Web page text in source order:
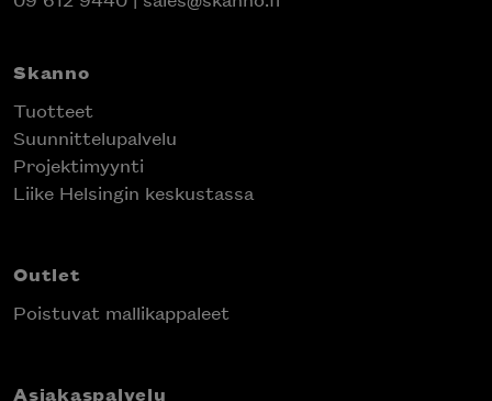
Skanno
Tuotteet
Suunnittelupalvelu
Projektimyynti
Liike Helsingin keskustassa
Outlet
Poistuvat mallikappaleet
Asiakaspalvelu